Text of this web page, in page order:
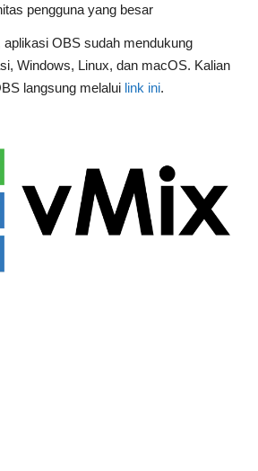
pengguna yang besar
aplikasi OBS sudah mendukung
Windows, Linux, dan macOS. Kalian
langsung melalui link ini.